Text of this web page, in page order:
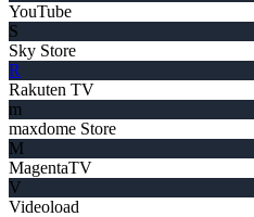
YouTube
S
Sky Store
R
Rakuten TV
m
maxdome Store
M
MagentaTV
V
Videoload